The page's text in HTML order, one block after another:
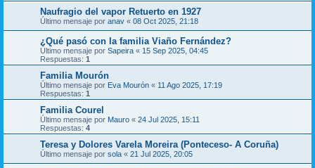
Naufragio del vapor Retuerto en 1927
Último mensaje por anav « 08 Oct 2025, 21:18
¿Qué pasó con la familia Viaño Fernández?
Último mensaje por Sapeira « 15 Sep 2025, 04:45
Respuestas: 1
Familia Mourón
Último mensaje por Eva Mourón « 11 Ago 2025, 17:19
Respuestas: 1
Familia Courel
Último mensaje por Mauro « 24 Jul 2025, 15:11
Respuestas: 4
Teresa y Dolores Varela Moreira (Ponteceso- A Coruña)
Último mensaje por sola « 21 Jul 2025, 20:05